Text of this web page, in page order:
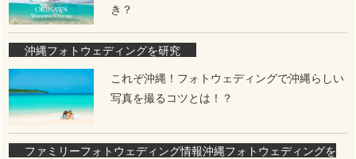
き？
沖縄フォトウェディングを研究
これぞ沖縄！フォトウェディングで沖縄らしい
写真を撮るコツとは！？
ファミリーフォトウェディング情報沖縄フォトウェディングを